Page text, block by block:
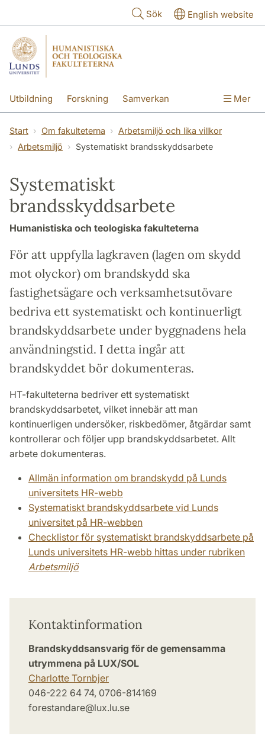
Sök English website
Utbildning Forskning Samverkan Mer
Start Om fakulteterna
Arbetsmiljö och lika villkor
Arbetsmiljö
Systematiskt brandsskyddsarbete
Systematiskt
brandsskyddsarbete
Humanistiska och teologiska fakulteterna
För att uppfylla lagkraven (lagen om skydd
mot olyckor) om brandskydd ska
fastighetsägare och verksamhetsutövare
bedriva ett systematiskt och kontinuerligt
brandskyddsarbete under byggnadens hela
användningstid. I detta ingår att
brandskyddet bör dokumenteras.
HT-fakulteterna bedriver ett systematiskt
brandskyddsarbetet, vilket innebär att man
kontinuerligen undersöker, riskbedömer, åtgärdar samt
kontrollerar och följer upp brandskyddsarbetet. Allt
arbete dokumenteras.
Allmän information om brandskydd på Lunds
universitets HR-webb
Systematiskt brandskyddsarbete vid Lunds
universitet på HR-webben
Checklistor för systematiskt brandskyddsarbete på
Lunds universitets HR-webb hittas under rubriken
Arbetsmiljö
Kontaktinformation
Brandskyddsansvarig för de gemensamma
utrymmena på LUX/SOL
Charlotte Tornbjer
046-222 64 74, 0706-814169
forestandare@lux.lu.se